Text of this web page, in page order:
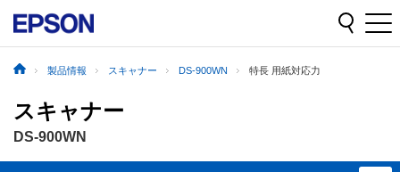
製品情報 スキャナー DS-900WN 特長 用紙対応力
スキャナー
DS-900WN